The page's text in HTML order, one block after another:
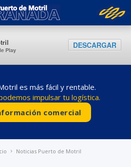
es más fácil y rentable.
impulsar tu logística.
comercial
Noticias Puerto de Motril
Play
DESCARGAR